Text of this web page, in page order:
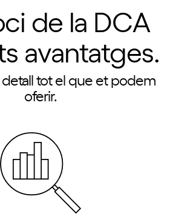
de la DCA
avantatges.
tot el que et podem
oferir.